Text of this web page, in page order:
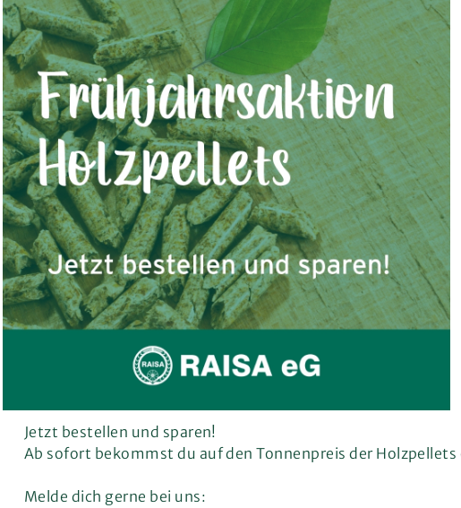
Jetzt bestellen und sparen!
Ab sofort bekommst du auf den Tonnenpreis der
Melde dich gerne bei uns: